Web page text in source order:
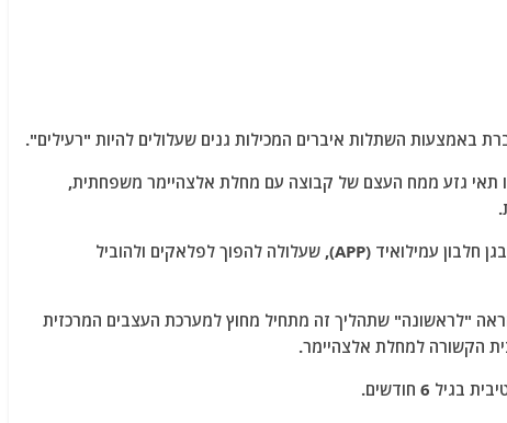
באמצעות השתלות איברים המכילות גנים שעלולים להיות "רעילים".
תאי גזע ממח העצם של קבוצה עם מחלת אלצהיימר משפחתית,
חולים עם סוג זה של מחלת אלצהיימר נושאים מוטציה בגן חלבון עמילואיד (APP), שעלולה להפוך לפלאקים ולהוביל
"לראשונה" שתהליך זה מתחיל מחוץ למערכת העצבים המרכזית
הקשורה למחלת אלצהיימר.
6 חודשים.